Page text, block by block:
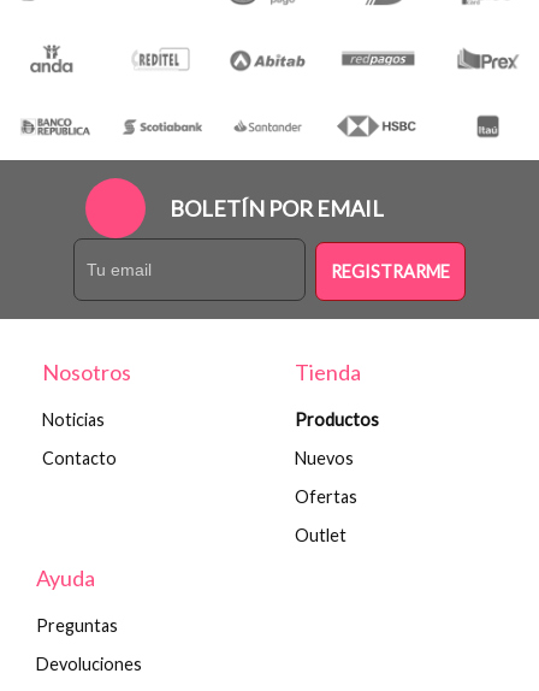
BOLETÍN POR EMAIL
REGISTRARME
Nosotros
Noticias
Contacto
Tienda
Productos
Nuevos
Ofertas
Outlet
Ayuda
Preguntas
Devoluciones